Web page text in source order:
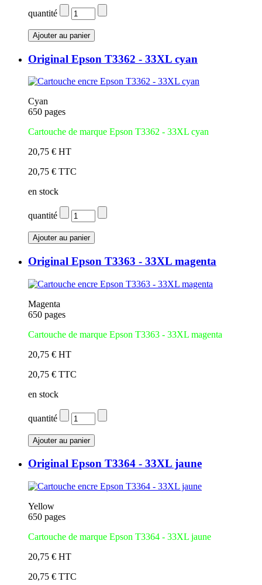
quantité
Original Epson T3362 - 33XL cyan
Cyan
650 pages
Cartouche de marque Epson T3362 - 33XL cyan
20,75 € HT
20,75 € TTC
en stock
quantité
Original Epson T3363 - 33XL magenta
Magenta
650 pages
Cartouche de marque Epson T3363 - 33XL magenta
20,75 € HT
20,75 € TTC
en stock
quantité
Original Epson T3364 - 33XL jaune
Yellow
650 pages
Cartouche de marque Epson T3364 - 33XL jaune
20,75 € HT
20,75 € TTC